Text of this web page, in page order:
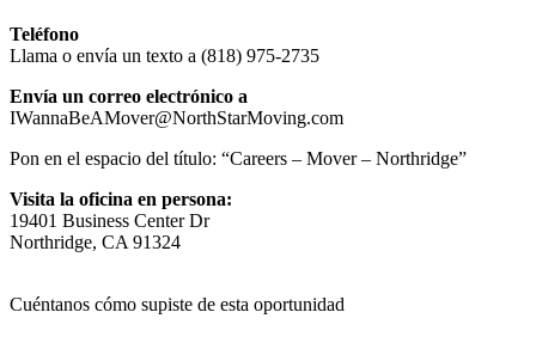
Teléfono
Llama o envía un texto a (818) 975-2735
Envía un correo electrónico a
IWannaBeAMover@NorthStarMoving.com
Pon en el espacio del título: “Careers – Mover – Northridge”
Visita la oficina en persona:
19401 Business Center Dr
Northridge, CA 91324
Cuéntanos cómo supiste de esta oportunidad